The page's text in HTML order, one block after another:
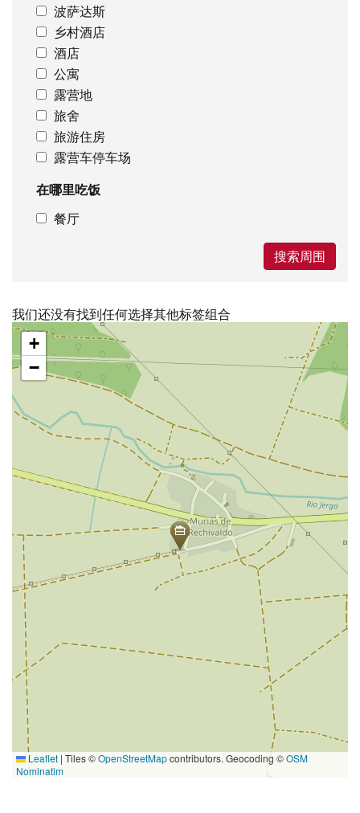
波萨达斯
乡村酒店
酒店
公寓
露营地
旅舍
旅游住房
露营车停车场
在哪里吃饭
餐厅
搜索周围
我们还没有找到任何选择其他标签组合
跳
地
图
+
−
Leaflet | Tiles ©OpenStreetMapcontributors. Geocoding ©OSM
Nominatim